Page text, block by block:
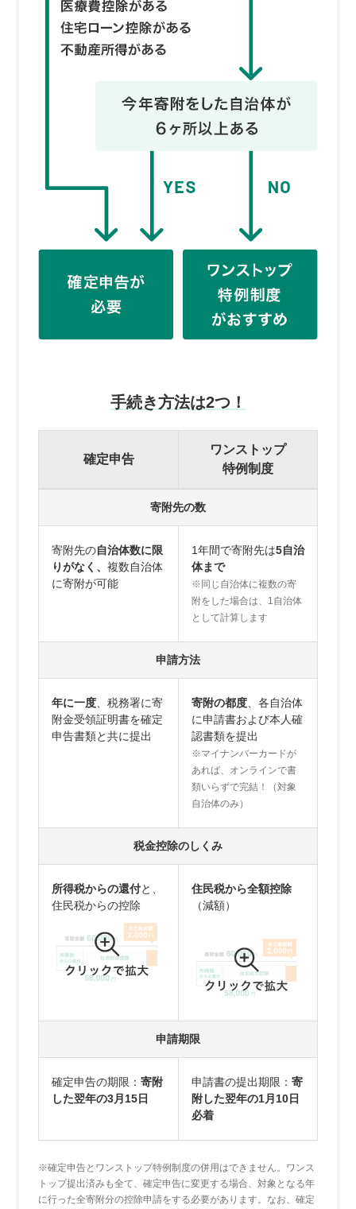
手続き方法は2つ！
確定申告
ワンストップ
特例制度
寄附先の数
寄附先の自治体数に限
りがなく、 複数自治体
に寄附が可能
1年間で寄附先は5自治
体まで
※同じ自治体に複数の寄
附をした場合は、1自治体
として計算します
申請方法
年に一度 、税務署に寄
附金受領証明書を確定
申告書類と共に提出
寄附の都度 、各自治体
に申請書および本人確
認書類を提出
※マイナンバーカードが
あれば、オンラインで書
類いらずで完結！（対象
自治体のみ）
税金控除のしくみ
所得税からの還付と、
住民税からの控除
住民税から全額控除
（減額）
申請期限
確定申告の期限： 寄附
した翌年の3月15日
申請書の提出期限： 寄
附した翌年の1月10日
必着
※確定申告とワンストップ特例制度の併用はできません。ワンス
トップ提出済みも全て、確定申告に変更する場合、対象となる年
に行った全寄附分の控除申請をする必要があります。なお、確定